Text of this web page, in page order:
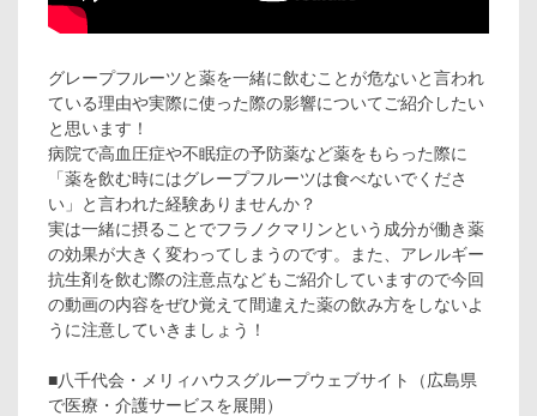
グレープフルーツと薬を一緒に飲むことが危ないと言われ
ている理由や実際に使った際の影響についてご紹介したい
と思います！
病院で高血圧症や不眠症の予防薬など薬をもらった際に
「薬を飲む時にはグレープフルーツは食べないでくださ
い」と言われた経験ありませんか？
実は一緒に摂ることでフラノクマリンという成分が働き薬
の効果が大きく変わってしまうのです。また、アレルギー
抗生剤を飲む際の注意点などもご紹介していますので今回
の動画の内容をぜひ覚えて間違えた薬の飲み方をしないよ
うに注意していきましょう！
■八千代会・メリィハウスグループウェブサイト（広島県
で医療・介護サービスを展開）